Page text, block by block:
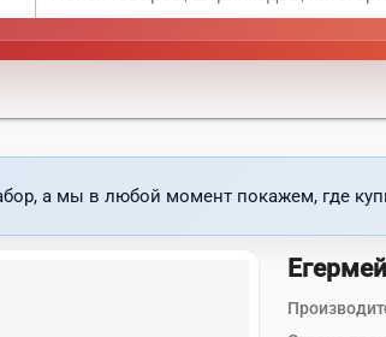
а мы в любой момент покажем, где